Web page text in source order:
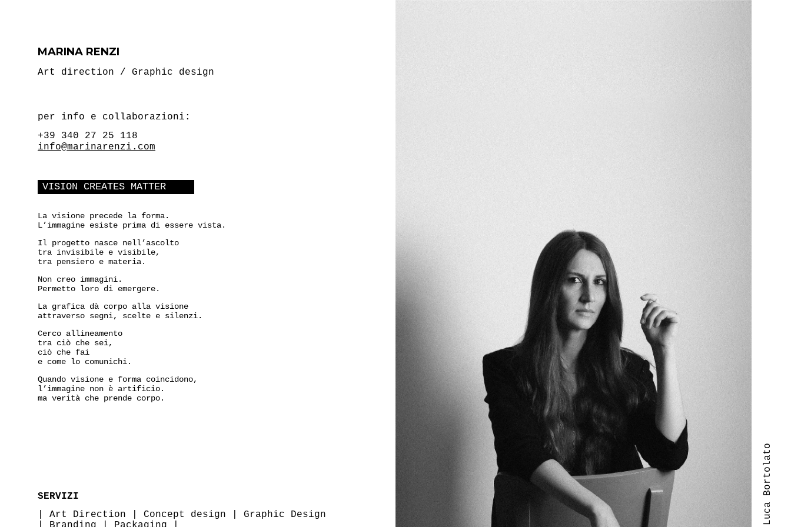
MARINA RENZI
Art direction / Graphic design
per info e collaborazioni:
+39 340 27 25 118
info@marinarenzi.com
VISION CREATES MATTER
La visione precede la forma.
L’immagine esiste prima di essere vista.
Il progetto nasce nell’ascolto
tra invisibile e visibile,
tra pensiero e materia.
Non creo immagini.
Permetto loro di emergere.
La grafica dà corpo alla visione
attraverso segni, scelte e silenzi.
Cerco allineamento
tra ciò che sei,
ciò che fai
e come lo comunichi.
Quando visione e forma coincidono,
l’immagine non è artificio.
ma verità che prende corpo.
SERVIZI
Art Direction Concept design
Graphic Design
| Luca Bortolato